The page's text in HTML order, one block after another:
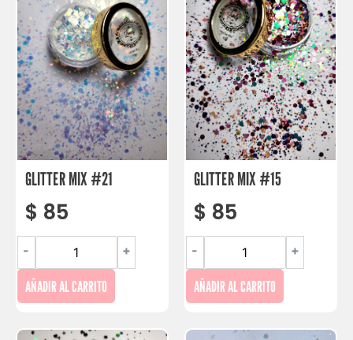
GLITTER MIX #21
$ 85
- +
AÑADIR AL CARRITO
GLITTER MIX #15
$ 85
- +
AÑADIR AL CARRITO